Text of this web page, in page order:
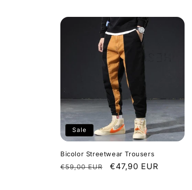
:
Sale
Bicolor Streetwear Trousers
Regular
€59,00 EUR
Sale
€47,90 EUR